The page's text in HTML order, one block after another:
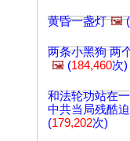
黄昏一盏灯 🖼️(
两条小黑狗 两
🖼️ (184,460次)
和法轮功站在
中共当局残酷
(179,202次)